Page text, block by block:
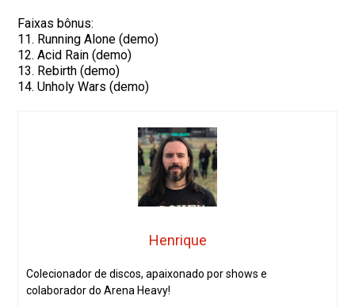
Faixas bônus:
11. Running Alone (demo)
12. Acid Rain (demo)
13. Rebirth (demo)
14. Unholy Wars (demo)
Henrique
Colecionador de discos, apaixonado por shows e
colaborador do Arena Heavy!